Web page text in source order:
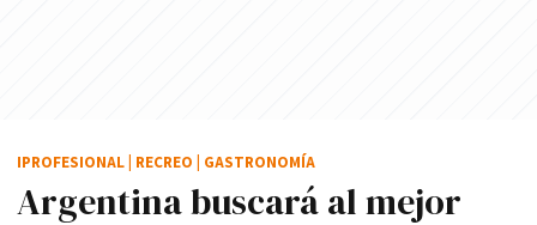
Argentina buscará al mejor
IPROFESIONAL RECREO GASTRONOMÍA